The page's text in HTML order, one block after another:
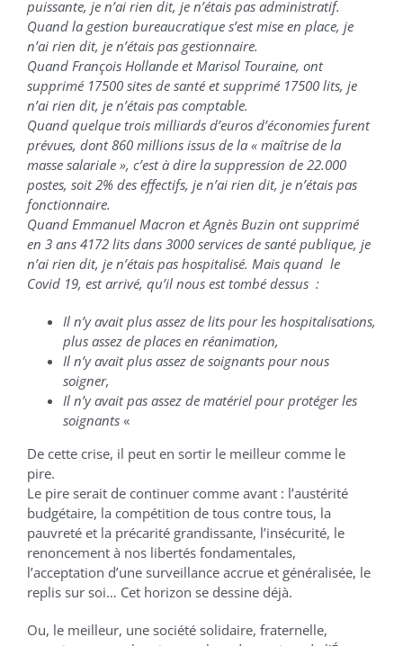
puissante, je n’ai rien dit, je n’étais pas administratif.
Quand la gestion bureaucratique s’est mise en place, je
n’ai rien dit, je n’étais pas gestionnaire.
Quand François Hollande et Marisol Touraine, ont
supprimé 17500 sites de santé et supprimé 17500 lits, je
n’ai rien dit, je n’étais pas comptable.
Quand quelque trois milliards d’euros d’économies furent
prévues, dont 860 millions issus de la « maîtrise de la
masse salariale », c’est à dire la suppression de 22.000
postes, soit 2% des effectifs, je n’ai rien dit, je n’étais pas
fonctionnaire.
Quand Emmanuel Macron et Agnès Buzin ont supprimé
en 3 ans 4172 lits dans 3000 services de santé publique, je
n’ai rien dit, je n’étais pas hospitalisé. Mais quand le
Covid 19, est arrivé, qu’il nous est tombé dessus :
Il n’y avait plus assez de lits pour les hospitalisations,
plus assez de places en réanimation,
Il n’y avait plus assez de soignants pour nous
soigner,
Il n’y avait pas assez de matériel pour protéger les
soignants«
De cette crise, il peut en sortir le meilleur comme le
pire.
Le pire serait de continuer comme avant : l’austérité
budgétaire, la compétition de tous contre tous, la
pauvreté et la précarité grandissante, l’insécurité, le
renoncement à nos libertés fondamentales,
l’acceptation d’une surveillance accrue et généralisée, le
replis sur soi… Cet horizon se dessine déjà.
Ou, le meilleur, une société solidaire, fraternelle,